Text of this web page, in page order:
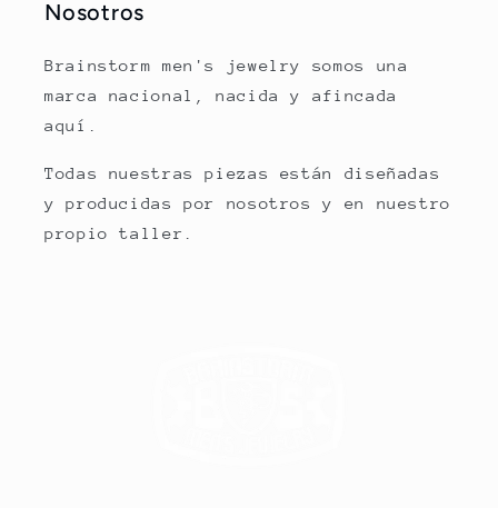
Nosotros
Brainstorm men's jewelry somos una
marca nacional, nacida y afincada
aquí.
Todas nuestras piezas están diseñadas
y producidas por nosotros y en nuestro
propio taller.